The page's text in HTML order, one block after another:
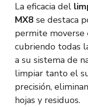
La eficacia del
MX8 se destaca
permite moverse
cubriendo todas
a su sistema de
limpiar tanto el
precisión,
hojas y residuos.